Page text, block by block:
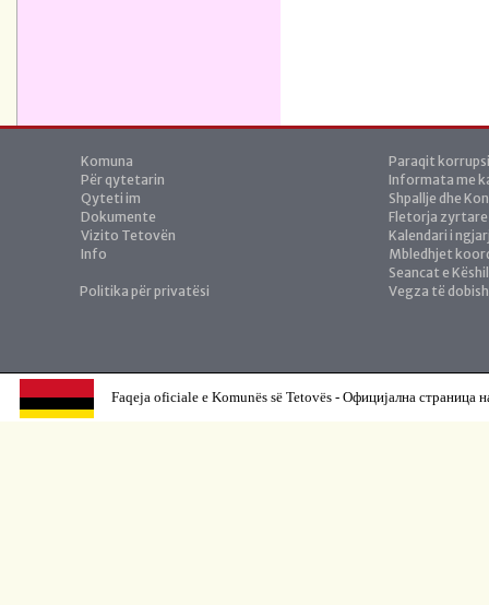
Komuna
Për qytetarin
Qyteti im
Dokumente
Vizito Tetovën
Info
Politika për privatësi
Paraqit
Informata me
Shpallje dhe
Fletorja zyrtare
Kalendari i
Mbledhjet
Seancat e
Vegza të
Faqeja oficiale e Komunës së Tetovës - Официјална